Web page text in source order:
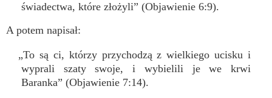
świadectwa, które złożyli” (Objawienie 6:9).
A potem napisał:
„To są ci, którzy przychodzą z wielkiego ucisku i
wyprali szaty swoje, i wybielili je we krwi
Baranka” (Objawienie 7:14).